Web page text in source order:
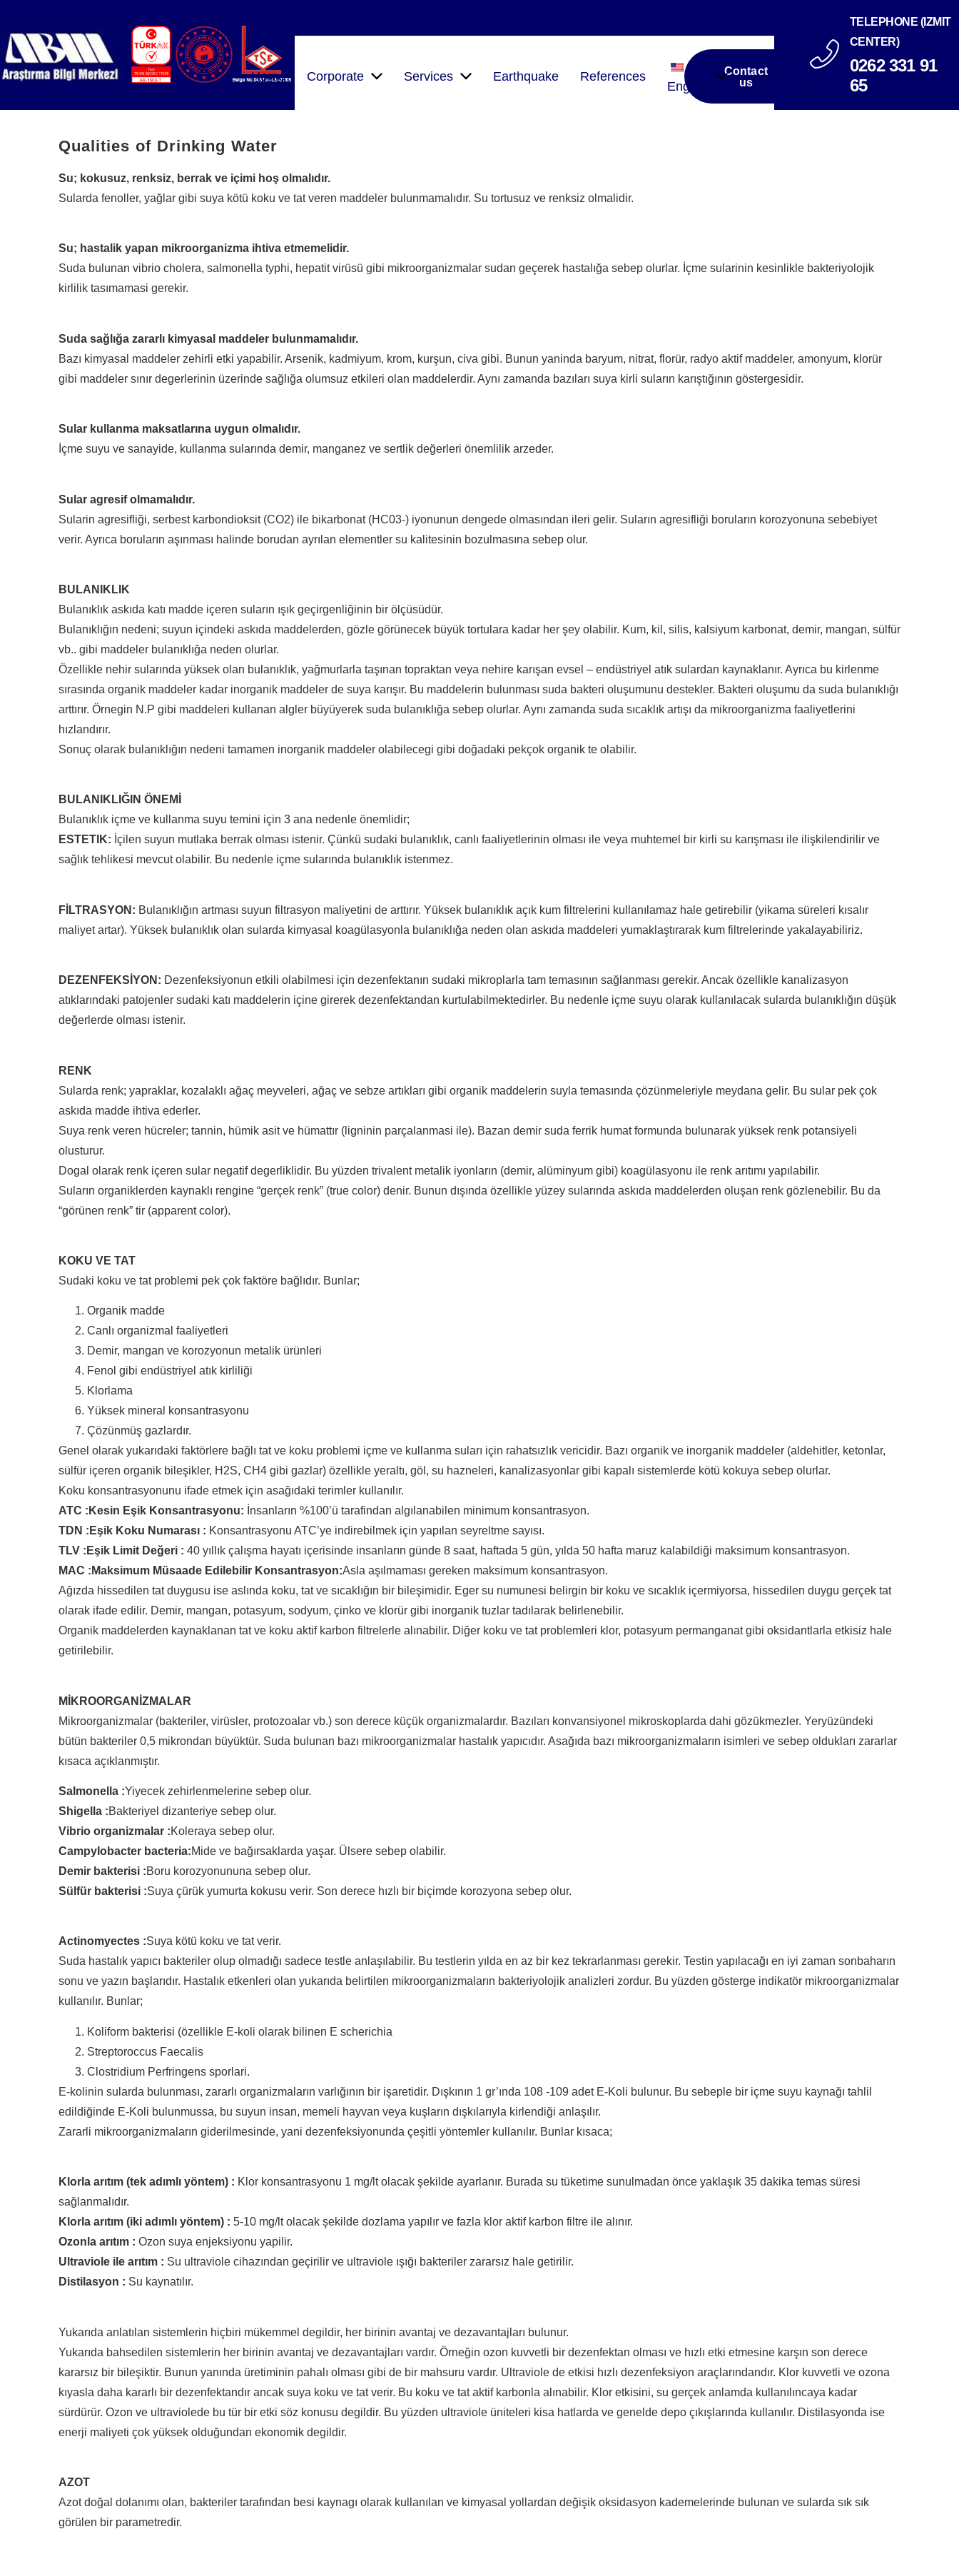
Home Corporate Services Earthquake References
English
Contact
us
TELEPHONE (IZMIT
CENTER)
0262 331 91
65
Qualities of Drinking Water
Su; kokusuz, renksiz, berrak ve içimi hoş olmalıdır.
Sularda fenoller, yağlar gibi suya kötü koku ve tat veren maddeler bulunmamalıdır. Su tortusuz ve renksiz olmalidir.
Su; hastalik yapan mikroorganizma ihtiva etmemelidir.
Suda bulunan vibrio cholera, salmonella typhi, hepatit virüsü gibi mikroorganizmalar sudan geçerek hastalığa sebep olurlar. İçme sularinin kesinlikle bakteriyolojik
kirlilik tasımamasi gerekir.
Suda sağlığa zararlı kimyasal maddeler bulunmamalıdır.
Bazı kimyasal maddeler zehirli etki yapabilir. Arsenik, kadmiyum, krom, kurşun, civa gibi. Bunun yaninda baryum, nitrat, florür, radyo aktif maddeler, amonyum, klorür
gibi maddeler sınır degerlerinin üzerinde sağlığa olumsuz etkileri olan maddelerdir. Aynı zamanda bazıları suya kirli suların karıştığının göstergesidir.
Sular kullanma maksatlarına uygun olmalıdır.
İçme suyu ve sanayide, kullanma sularında demir, manganez ve sertlik değerleri önemlilik arzeder.
Sular agresif olmamalıdır.
Sularin agresifliği, serbest karbondioksit (CO2) ile bikarbonat (HC03-) iyonunun dengede olmasından ileri gelir. Suların agresifliği boruların korozyonuna sebebiyet
verir. Ayrıca boruların aşınması halinde borudan ayrılan elementler su kalitesinin bozulmasına sebep olur.
BULANIKLIK
Bulanıklık askıda katı madde içeren suların ışık geçirgenliğinin bir ölçüsüdür.
Bulanıklığın nedeni; suyun içindeki askıda maddelerden, gözle görünecek büyük tortulara kadar her şey olabilir. Kum, kil, silis, kalsiyum karbonat, demir, mangan, sülfür
vb.. gibi maddeler bulanıklığa neden olurlar.
Özellikle nehir sularında yüksek olan bulanıklık, yağmurlarla taşınan topraktan veya nehire karışan evsel – endüstriyel atık sulardan kaynaklanır. Ayrıca bu kirlenme
sırasında organik maddeler kadar inorganik maddeler de suya karışır. Bu maddelerin bulunması suda bakteri oluşumunu destekler. Bakteri oluşumu da suda bulanıklığı
arttırır. Örnegin N.P gibi maddeleri kullanan algler büyüyerek suda bulanıklığa sebep olurlar. Aynı zamanda suda sıcaklık artışı da mikroorganizma faaliyetlerini
hızlandırır.
Sonuç olarak bulanıklığın nedeni tamamen inorganik maddeler olabilecegi gibi doğadaki pekçok organik te olabilir.
BULANIKLIĞIN ÖNEMİ
Bulanıklık içme ve kullanma suyu temini için 3 ana nedenle önemlidir;
ESTETIK: İçilen suyun mutlaka berrak olması istenir. Çünkü sudaki bulanıklık, canlı faaliyetlerinin olması ile veya muhtemel bir kirli su karışması ile ilişkilendirilir ve
sağlık tehlikesi mevcut olabilir. Bu nedenle içme sularında bulanıklık istenmez.
FİLTRASYON: Bulanıklığın artması suyun filtrasyon maliyetini de arttırır. Yüksek bulanıklık açık kum filtrelerini kullanılamaz hale getirebilir (yikama süreleri kısalır
maliyet artar). Yüksek bulanıklık olan sularda kimyasal koagülasyonla bulanıklığa neden olan askıda maddeleri yumaklaştırarak kum filtrelerinde yakalayabiliriz.
DEZENFEKSİYON: Dezenfeksiyonun etkili olabilmesi için dezenfektanın sudaki mikroplarla tam temasının sağlanması gerekir. Ancak özellikle kanalizasyon
atıklarındaki patojenler sudaki katı maddelerin içine girerek dezenfektandan kurtulabilmektedirler. Bu nedenle içme suyu olarak kullanılacak sularda bulanıklığın düşük
değerlerde olması istenir.
RENK
Sularda renk; yapraklar, kozalaklı ağaç meyveleri, ağaç ve sebze artıkları gibi organik maddelerin suyla temasında çözünmeleriyle meydana gelir. Bu sular pek çok
askıda madde ihtiva ederler.
Suya renk veren hücreler; tannin, hümik asit ve hümattır (ligninin parçalanmasi ile). Bazan demir suda ferrik humat formunda bulunarak yüksek renk potansiyeli
olusturur.
Dogal olarak renk içeren sular negatif degerliklidir. Bu yüzden trivalent metalik iyonların (demir, alüminyum gibi) koagülasyonu ile renk arıtımı yapılabilir.
Suların organiklerden kaynaklı rengine “gerçek renk” (true color) denir. Bunun dışında özellikle yüzey sularında askıda maddelerden oluşan renk gözlenebilir. Bu da
“görünen renk” tir (apparent color).
KOKU VE TAT
Sudaki koku ve tat problemi pek çok faktöre bağlıdır. Bunlar;
Organik madde
Canlı organizmal faaliyetleri
Demir, mangan ve korozyonun metalik ürünleri
Fenol gibi endüstriyel atık kirliliği
Klorlama
Yüksek mineral konsantrasyonu
Çözünmüş gazlardır.
Genel olarak yukarıdaki faktörlere bağlı tat ve koku problemi içme ve kullanma suları için rahatsızlık vericidir. Bazı organik ve inorganik maddeler (aldehitler, ketonlar,
sülfür içeren organik bileşikler, H2S, CH4 gibi gazlar) özellikle yeraltı, göl, su hazneleri, kanalizasyonlar gibi kapalı sistemlerde kötü kokuya sebep olurlar.
Koku konsantrasyonunu ifade etmek için asağıdaki terimler kullanılır.
ATC :Kesin Eşik Konsantrasyonu: İnsanların %100’ü tarafindan algılanabilen minimum konsantrasyon.
TDN :Eşik Koku Numarası : Konsantrasyonu ATC’ye indirebilmek için yapılan seyreltme sayısı.
TLV :Eşik Limit Değeri : 40 yıllık çalışma hayatı içerisinde insanların günde 8 saat, haftada 5 gün, yılda 50 hafta maruz kalabildiği maksimum konsantrasyon.
MAC :Maksimum Müsaade Edilebilir Konsantrasyon:Asla aşılmaması gereken maksimum konsantrasyon.
Ağızda hissedilen tat duygusu ise aslında koku, tat ve sıcaklığın bir bileşimidir. Eger su numunesi belirgin bir koku ve sıcaklık içermiyorsa, hissedilen duygu gerçek tat
olarak ifade edilir. Demir, mangan, potasyum, sodyum, çinko ve klorür gibi inorganik tuzlar tadılarak belirlenebilir.
Organik maddelerden kaynaklanan tat ve koku aktif karbon filtrelerle alınabilir. Diğer koku ve tat problemleri klor, potasyum permanganat gibi oksidantlarla etkisiz hale
getirilebilir.
MİKROORGANİZMALAR
Mikroorganizmalar (bakteriler, virüsler, protozoalar vb.) son derece küçük organizmalardır. Bazıları konvansiyonel mikroskoplarda dahi gözükmezler. Yeryüzündeki
bütün bakteriler 0,5 mikrondan büyüktür. Suda bulunan bazı mikroorganizmalar hastalık yapıcıdır. Asağıda bazı mikroorganizmaların isimleri ve sebep oldukları zararlar
kısaca açıklanmıştır.
Salmonella :Yiyecek zehirlenmelerine sebep olur.
Shigella :Bakteriyel dizanteriye sebep olur.
Vibrio organizmalar :Koleraya sebep olur.
CampyIobacter bacteria:Mide ve bağırsaklarda yaşar. Ülsere sebep olabilir.
Demir bakterisi :Boru korozyonununa sebep olur.
Sülfür bakterisi :Suya çürük yumurta kokusu verir. Son derece hızlı bir biçimde korozyona sebep olur.
Actinomyectes :Suya kötü koku ve tat verir.
Suda hastalık yapıcı bakteriler olup olmadığı sadece testle anlaşılabilir. Bu testlerin yılda en az bir kez tekrarlanması gerekir. Testin yapılacağı en iyi zaman sonbaharın
sonu ve yazın başlarıdır. Hastalık etkenleri olan yukarıda belirtilen mikroorganizmaların bakteriyolojik analizleri zordur. Bu yüzden gösterge indikatör mikroorganizmalar
kullanılır. Bunlar;
Koliform bakterisi (özellikle E-koli olarak bilinen E scherichia
Streptoroccus Faecalis
Clostridium Perfringens sporlari.
E-kolinin sularda bulunması, zararlı organizmaların varlığının bir işaretidir. Dışkının 1 gr’ında 108 -109 adet E-Koli bulunur. Bu sebeple bir içme suyu kaynağı tahlil
edildiğinde E-Koli bulunmussa, bu suyun insan, memeli hayvan veya kuşların dışkılarıyla kirlendiği anlaşılır.
Zararli mikroorganizmaların giderilmesinde, yani dezenfeksiyonunda çeşitli yöntemler kullanılır. Bunlar kısaca;
Klorla arıtım (tek adımlı yöntem) : Klor konsantrasyonu 1 mg/lt olacak şekilde ayarlanır. Burada su tüketime sunulmadan önce yaklaşık 35 dakika temas süresi
sağlanmalıdır.
Klorla arıtım (iki adımlı yöntem) : 5-10 mg/lt olacak şekilde dozlama yapılır ve fazla klor aktif karbon filtre ile alınır.
Ozonla arıtım : Ozon suya enjeksiyonu yapilir.
Ultraviole ile arıtım : Su ultraviole cihazından geçirilir ve ultraviole ışığı bakteriler zararsız hale getirilir.
Distilasyon : Su kaynatılır.
Yukarıda anlatılan sistemlerin hiçbiri mükemmel degildir, her birinin avantaj ve dezavantajları bulunur.
Yukarıda bahsedilen sistemlerin her birinin avantaj ve dezavantajları vardır. Örneğin ozon kuvvetli bir dezenfektan olması ve hızlı etki etmesine karşın son derece
kararsız bir bileşiktir. Bunun yanında üretiminin pahalı olması gibi de bir mahsuru vardır. Ultraviole de etkisi hızlı dezenfeksiyon araçlarındandır. Klor kuvvetli ve ozona
kıyasla daha kararlı bir dezenfektandır ancak suya koku ve tat verir. Bu koku ve tat aktif karbonla alınabilir. Klor etkisini, su gerçek anlamda kullanılıncaya kadar
sürdürür. Ozon ve ultraviolede bu tür bir etki söz konusu degildir. Bu yüzden ultraviole üniteleri kisa hatlarda ve genelde depo çıkışlarında kullanılır. Distilasyonda ise
enerji maliyeti çok yüksek olduğundan ekonomik degildir.
AZOT
Azot doğal dolanımı olan, bakteriler tarafından besi kaynagı olarak kullanılan ve kimyasal yollardan değişik oksidasyon kademelerinde bulunan ve sularda sık sık
görülen bir parametredir.